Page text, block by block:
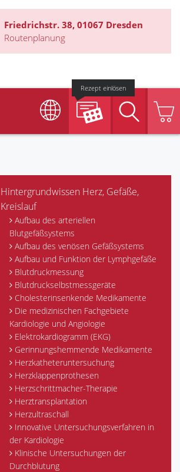
Friedrichstr. 38, 01067 Dresden
Routenplanung
Rezept einlösen
Suche
Hintergrundwissen Herz, Gefäße,
Kreislauf
Aufbau des arteriellen
Blutgefäßsystems
Aufbau des venösen Gefäßsystems
Aufbau und Funktion der Lymphgefäße
Blutdruckmessung
Blutdruckselbstmessgeräte
Cholesterinsenkende Medikamente
Die medizinischen Fachgebiete
Kardiologie und Angiologie
Elektrokardiogramm (EKG)
Gerinnungshemmende Medikamente
Herzkatheteruntersuchung
Herzklappenprothesen
Herzschrittmacher-Therapie
Herztransplantation
Herzultraschall
Innovative Untersuchungsverfahren in
der Kardiologie
Klinische Untersuchungen der
Durchblutung